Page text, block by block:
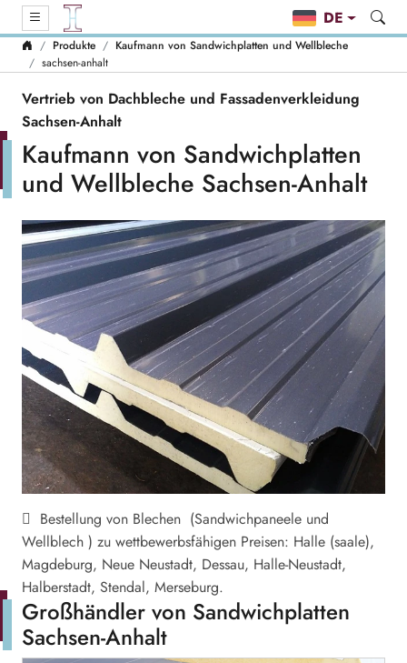
DE
Produkte
Kaufmann von Sandwichplatten und Wellbleche
sachsen-anhalt
Vertrieb von Dachbleche und Fassadenverkleidung
Sachsen-Anhalt
Kaufmann von Sandwichplatten
und Wellbleche Sachsen-Anhalt
Bestellung von Blechen (Sandwichpaneele und
Wellblech ) zu wettbewerbsfähigen Preisen: Halle (saale),
Magdeburg, Neue Neustadt, Dessau, Halle-Neustadt,
Halberstadt, Stendal, Merseburg.
Großhändler von Sandwichplatten
Sachsen-Anhalt